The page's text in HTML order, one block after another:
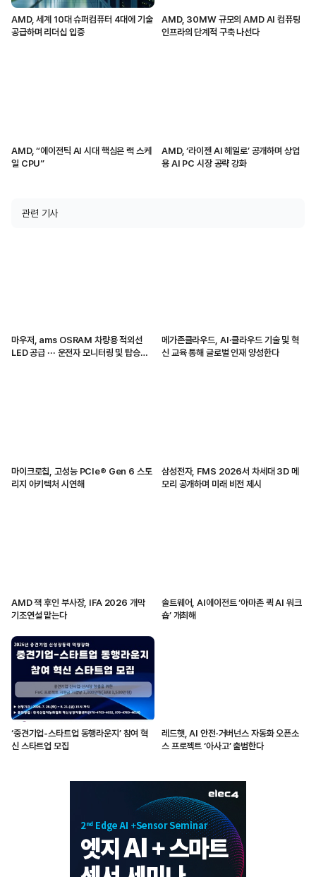
AMD, 세계 10대 슈퍼컴퓨터 4대에 기술
공급하며 리더십 입증
AMD, 30MW 규모의 AMD AI 컴퓨팅
인프라의 단계적 구축 나선다
AMD, “에이전틱 AI 시대 핵심은 랙 스케
일 CPU”
AMD, ‘라이젠 AI 헤일로’ 공개하며 상업
용 AI PC 시장 공략 강화
관련 기사
마우저, ams OSRAM 차량용 적외선
LED 공급 ··· 운전자 모니터링 및 탑승자
메가존클라우드, AI·클라우드 기술 및 혁
신 교육 통해 글로벌 인재 양성한다
마이크로칩, 고성능 PCIe® Gen 6 스토
리지 아키텍처 시연해
삼성전자, FMS 2026서 차세대 3D 메
모리 공개하며 미래 비전 제시
AMD 잭 후인 부사장, IFA 2026 개막
기조연설 맡는다
솔트웨어, AI에이전트 ‘아마존 퀵 AI 워크
숍’ 개최해
‘중견기업-스타트업 동행라운지’ 참여 혁
신 스타트업 모집
레드햇, AI 안전·거버넌스 자동화 오픈소
스 프로젝트 ‘아사고’ 출범한다